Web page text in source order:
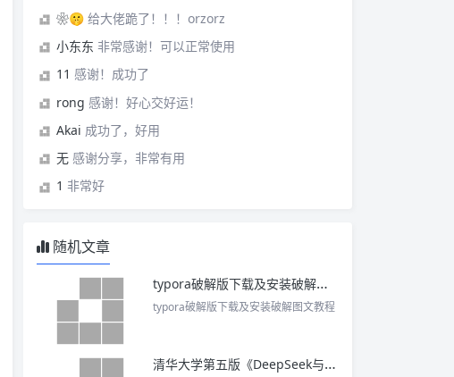
❀🤫 给大佬跪了！！！orzorz
小东东 非常感谢！可以正常使用
11 感谢！成功了
rong 感谢！好心交好运！
Akai 成功了，好用
无 感谢分享，非常有用
1 非常好
随机文章
typora破解版下载及安装破解图文教程
typora破解版下载及安装破解图文教程
清华大学第五版《DeepSeek与AI幻觉》完整PDF下载